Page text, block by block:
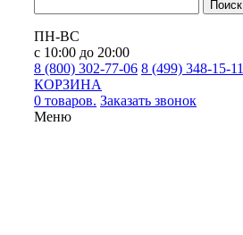
Поиск
ПН-ВС
с 10:00 до 20:00
8 (800) 302-77-06 8 (499) 348-15-11
КОРЗИНА
0 товаров. Заказать звонок
Меню